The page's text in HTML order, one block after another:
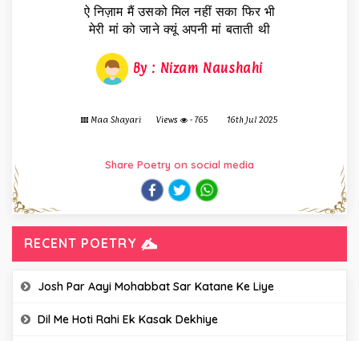
ऐ निज़ाम मैं उसको मिल नहीं सका फिर भी
मेरी मां को जाने क्यूं अपनी मां बताती थी
By : Nizam Naushahi
Maa Shayari Views - 765 16th Jul 2025
Share Poetry on social media
RECENT POETRY
Josh Par Aayi Mohabbat Sar Katane Ke Liye
Dil Me Hoti Rahi Ek Kasak Dekhiye